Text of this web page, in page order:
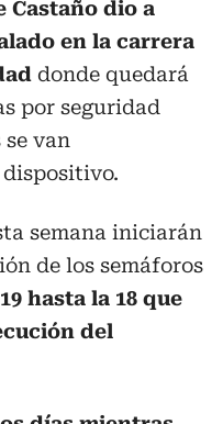
Castaño dio a
en la carrera
donde quedará
por seguridad
van
semana iniciarán
de los semáforos
hasta la 18 que
del